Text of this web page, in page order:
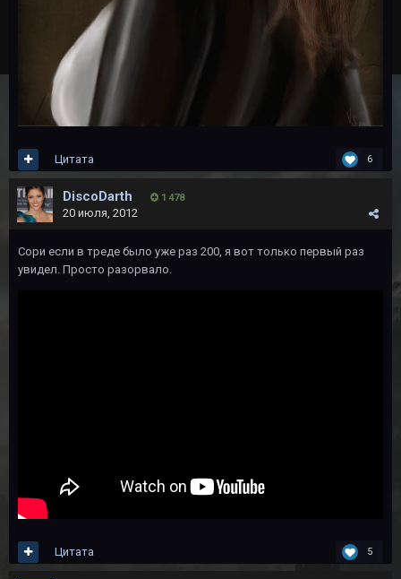
6
Цитата
DiscoDarth 1 478
20 июля, 2012
Сори если в треде было уже раз 200, я вот только первый раз
увидел. Просто разорвало.
5
Цитата